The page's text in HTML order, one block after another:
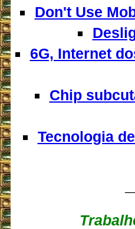
Don't Use
6G, Internet
Chip
Tecnologia